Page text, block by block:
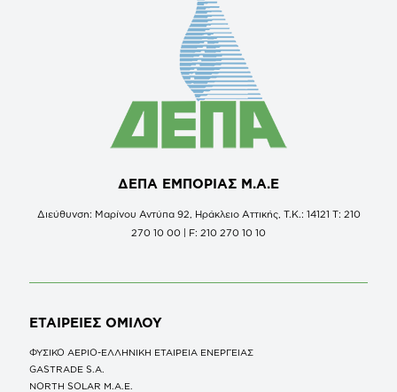
ΔΕΠΑ ΕΜΠΟΡΙΑΣ Μ.Α.Ε
Διεύθυνση: Μαρίνου Αντύπα 92, Ηράκλειο Αττικής, Τ.Κ.: 14121 Τ: 210
270 10 00 | F: 210 270 10 10
ΕΤΑΙΡΕΙΕΣ ΟΜΙΛΟΥ
ΦΥΣΙΚΟ ΑΕΡΙΟ-ΕΛΛΗΝΙΚΗ ΕΤΑΙΡΕΙΑ ΕΝΕΡΓΕΙΑΣ
GASTRADE S.A.
NORTH SOLAR M.Α.Ε.